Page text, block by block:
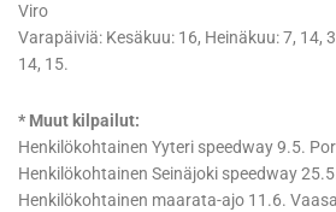
Viro
Varapäiviä: Kesäkuu: 16, Heinäkuu: 7, 14,
14, 15.
* Muut kilpailut:
Henkilökohtainen Yyteri speedway 9.5.
Henkilökohtainen Seinäjoki speedway
Henkilökohtainen maarata-ajo 11.6.